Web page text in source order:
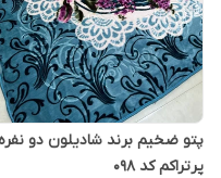
پتو ضخیم برند شادیلون دو نفره
پرتراکم کد 098